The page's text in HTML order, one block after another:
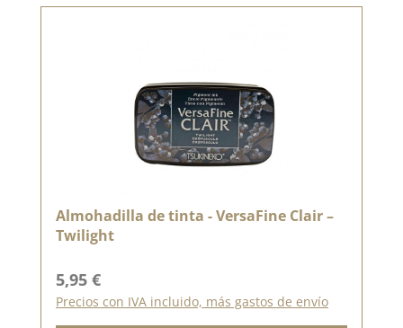
Almohadilla de tinta - VersaFine Clair –
Twilight
Precio normal:
5,95 €
Precios con IVA incluido, más gastos de envío